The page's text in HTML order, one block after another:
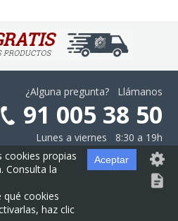
¿Alguna pregunta? Llámanos
91 005 38 50
Lunes a viernes 8:30 a 19h
·Configurar las Cookies·Contratación
cookies propias
Consulta la
qué cookies
haz clic
Aceptar